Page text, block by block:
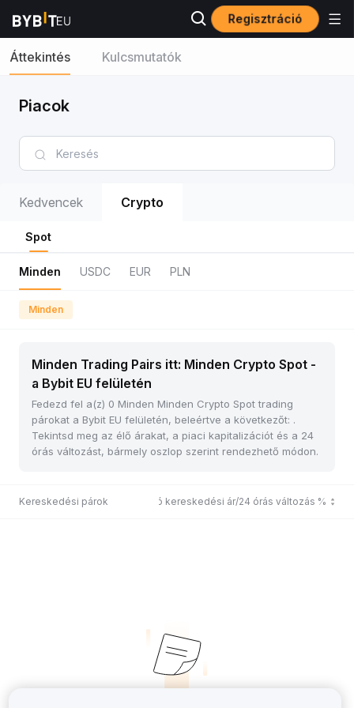
Regisztráció
Áttekintés Kulcsmutatók
Piacok
Kedvencek Crypto
Spot
Minden USDC EUR PLN
Minden
Minden Trading Pairs itt: Minden Crypto Spot -
a Bybit EU felületén
Fedezd fel a(z) 0 Minden Minden Crypto Spot trading
párokat a Bybit EU felületén, beleértve a következőt: .
Tekintsd meg az élő árakat, a piaci kapitalizációt és a 24
órás változást, bármely oszlop szerint rendezhető módon.
Kereskedési párok Utolsó kereskedési ár/24 órás változás %